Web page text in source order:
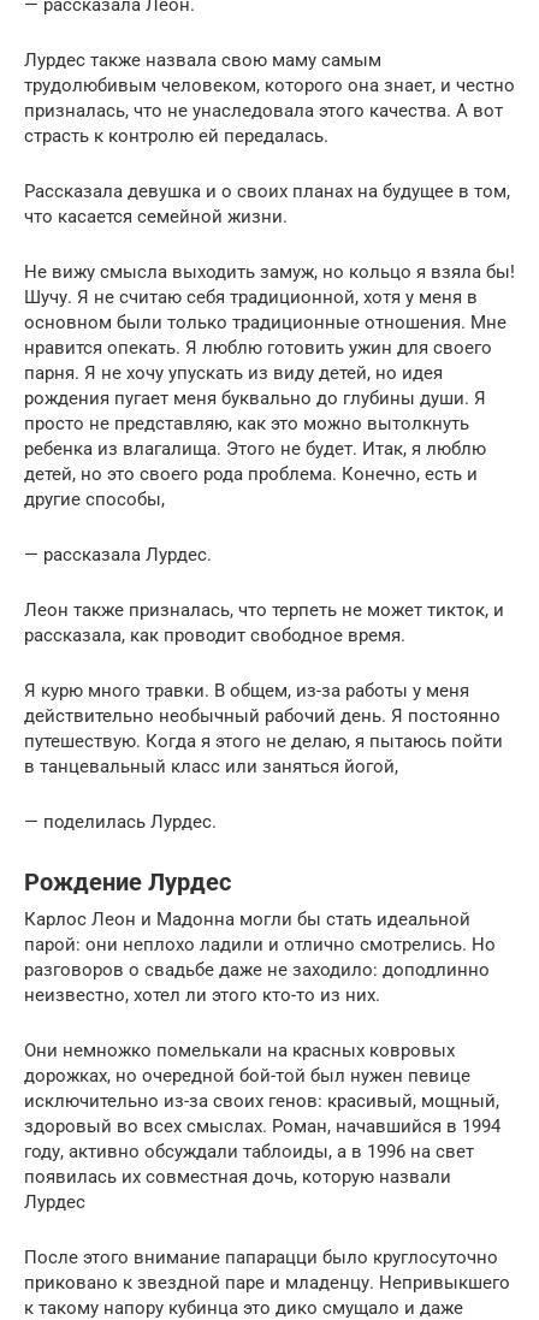
— рассказала Леон.
Лурдес также назвала свою маму самым
трудолюбивым человеком, которого она знает, и честно
призналась, что не унаследовала этого качества. А вот
страсть к контролю ей передалась.
Рассказала девушка и о своих планах на будущее в том,
что касается семейной жизни.
Не вижу смысла выходить замуж, но кольцо я взяла бы!
Шучу. Я не считаю себя традиционной, хотя у меня в
основном были только традиционные отношения. Мне
нравится опекать. Я люблю готовить ужин для своего
парня. Я не хочу упускать из виду детей, но идея
рождения пугает меня буквально до глубины души. Я
просто не представляю, как это можно вытолкнуть
ребенка из влагалища. Этого не будет. Итак, я люблю
детей, но это своего рода проблема. Конечно, есть и
другие способы,
— рассказала Лурдес.
Леон также призналась, что терпеть не может тикток, и
рассказала, как проводит свободное время.
Я курю много травки. В общем, из-за работы у меня
действительно необычный рабочий день. Я постоянно
путешествую. Когда я этого не делаю, я пытаюсь пойти
в танцевальный класс или заняться йогой,
— поделилась Лурдес.
Рождение Лурдес
Карлос Леон и Мадонна могли бы стать идеальной
парой: они неплохо ладили и отлично смотрелись. Но
разговоров о свадьбе даже не заходило: доподлинно
неизвестно, хотел ли этого кто-то из них.
Они немножко помелькали на красных ковровых
дорожках, но очередной бой-той был нужен певице
исключительно из-за своих генов: красивый, мощный,
здоровый во всех смыслах. Роман, начавшийся в 1994
году, активно обсуждали таблоиды, а в 1996 на свет
появилась их совместная дочь, которую назвали
Лурдес
После этого внимание папарацци было круглосуточно
приковано к звездной паре и младенцу. Непривыкшего
к такому напору кубинца это дико смущало и даже